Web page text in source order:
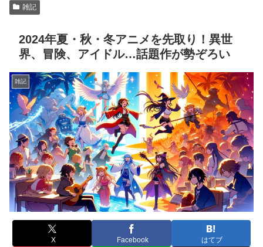
雑記
2024年夏・秋・冬アニメを先取り！異世
界、冒険、アイドル…話題作が勢ぞろい
雑記
X Facebook はてブ